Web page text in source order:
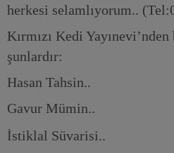
herkesi selamlıyorum..
Kırmızı Kedi
şunlardır:
Hasan Tahsin..
Gavur Mümin..
İstiklal Süvarisi..